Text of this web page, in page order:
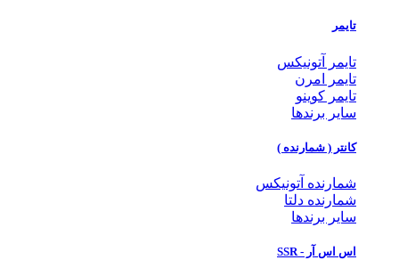
تایمر
تایمر آتونیکس
تایمر امرن
تایمر کوینو
سایر برندها
کانتر ( شمارنده )
شمارنده آتونیکس
شمارنده دلتا
سایر برندها
اس اس آر - SSR